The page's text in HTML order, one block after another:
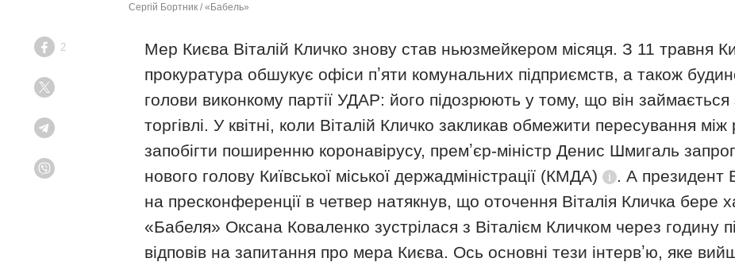
Сергій Бортник / «Бабель»
Facebook
2
Мер Києва Віталій Кличко знову став ньюзмейкером місяця. З 11 травня
прокуратура обшукує офіси пʼяти комунальних підприємств, а також
голови виконкому партії УДАР: його підозрюють у тому, що він займається
торгівлі. У квітні, коли Віталій Кличко закликав обмежити пересування
запобігти поширенню коронавірусу, премʼєр-міністр Денис Шмигаль
нового голову Київської міської держадміністрації (КМДА)
Довідка
. А президент
на пресконференції в четвер натякнув, що оточення Віталія Кличка бере
«Бабеля» Оксана Коваленко зустрілася з Віталієм Кличком через годину
відповів на запитання про мера Києва. Ось основні тези інтервʼю, яке